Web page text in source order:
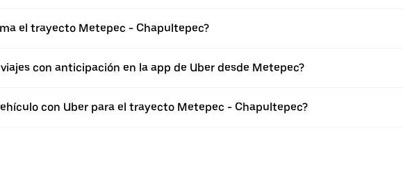
el trayecto Metepec - Chapultepec?
con anticipación en la app de Uber desde Metepec?
con Uber para el trayecto Metepec - Chapultepec?